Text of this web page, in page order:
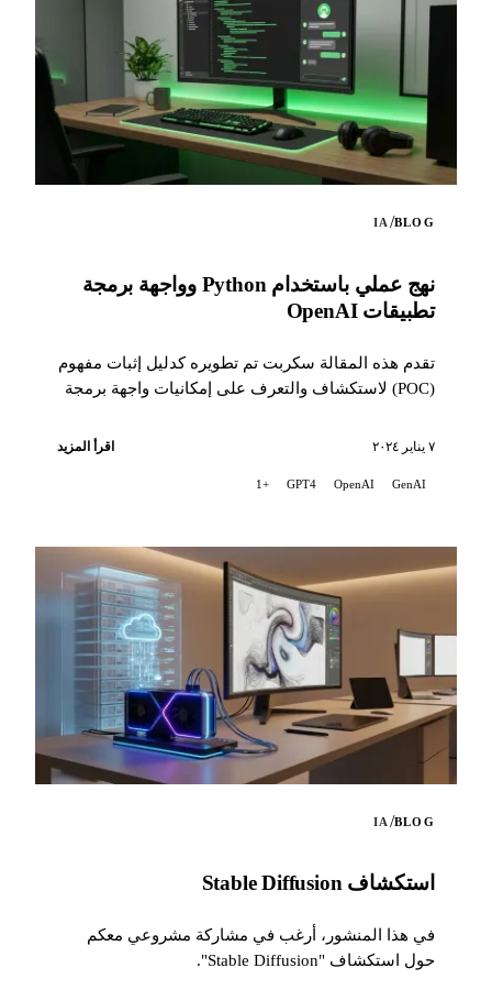
BLOG
/
IA
نهج عملي باستخدام Python وواجهة برمجة
تطبيقات OpenAI
تقدم هذه المقالة سكربت تم تطويره كدليل إثبات مفهوم
(POC) لاستكشاف والتعرف على إمكانيات واجهة برمجة
٧ يناير ٢٠٢٤ اقرأ المزيد
GenAI
OpenAI
GPT4
+1
BLOG
/
IA
استكشاف Stable Diffusion
في هذا المنشور، أرغب في مشاركة مشروعي معكم
حول استكشاف "Stable Diffusion".